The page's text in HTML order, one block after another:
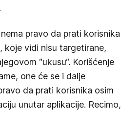
pravo da prati korisnika
koje vidi nisu targetirane,
“ukusu“. Korišćenje
one će se i dalje
da prati korisnika osim
unutar aplikacije. Recimo,